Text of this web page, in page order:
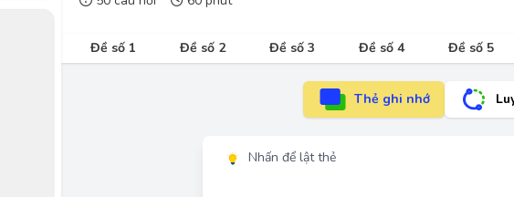
Đề số 1 Đề số 2 Đề số 3 Đề số 4 Đề số 5
Thẻ ghi nhớ
Nhấn để lật thẻ